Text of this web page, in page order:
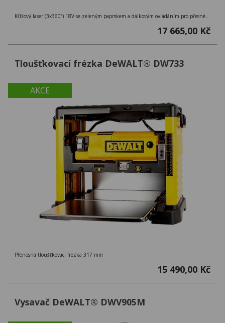
Křížový laser (3x360°) 18V se zeleným paprskem a dálkovým ovládáním pro přesné nastavení až na 100 m, přesnost ± 0,3 mm/m
17 665,00 Kč
AKCE
Tloušťkovací frézka DeWALT® DW733
Přenosná tloušťkovací frézka 317 mm
15 490,00 Kč
Vysavač DeWALT® DWV905M